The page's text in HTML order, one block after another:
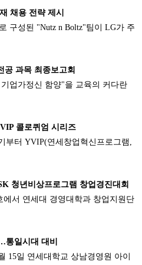
채용 전략 제시
구성된 "Nutz n Boltz"팀이 LG가 주
공 과목 최종보고회
업가정신 함양"을 교육의 커다란
콜로퀴엄 시리즈
부터 YVIP(연세창업혁신프로그램,
청년비상프로그램 창업경진대회
에서 연세대 경영대학과 창업지원단
통일시대 대비
15일 연세대학교 상남경영원 아이